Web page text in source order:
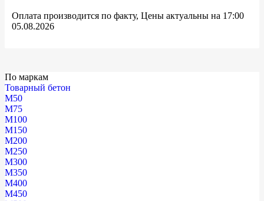
Оплата производится по факту, Цены актуальны на 17:00
05.08.2026
По маркам
Товарный бетон
М50
М75
М100
М150
М200
М250
М300
М350
М400
М450